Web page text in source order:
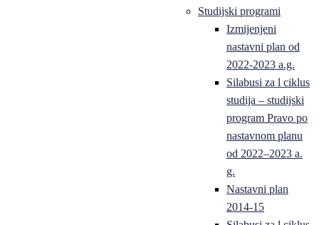
Studijski programi
Izmijenjeni
nastavni plan od
2022-2023 a.g.
Silabusi za l ciklus
studija – studijski
program Pravo po
nastavnom planu
od 2022–2023 a.
g.
Nastavni plan
2014-15